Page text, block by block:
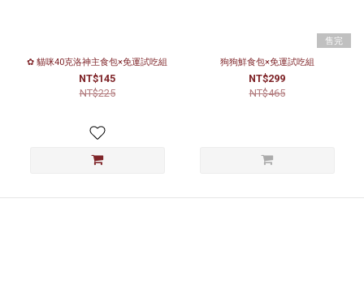
✿ 貓咪40克洛神主食包×免運試吃組
NT$145
NT$225
售完
狗狗鮮食包×免運試吃組
NT$299
NT$465